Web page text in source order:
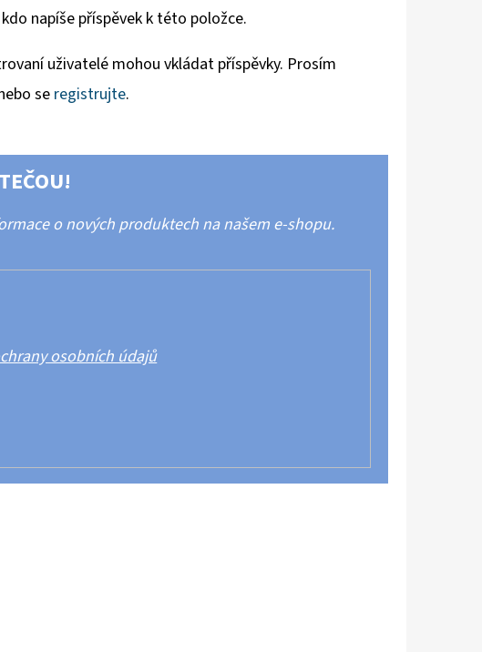
napíše příspěvek k této položce.
uživatelé mohou vkládat příspěvky. Prosím
seregistrujte.
o nových produktech na našem e-shopu.
osobních údajů